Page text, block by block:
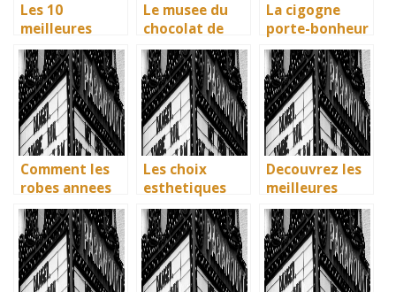
Les 10
meilleures
villes d’Italie a
visiter en 2025
: Ravenne, la
ville aux huit
monuments
UNESCO
Le musee du
chocolat de
Bayonne : la
memoire
vivante des
artisans
basques
La cigogne
porte-bonheur
: que dit la
legende ? Son
influence dans
la litterature
enfantine
Comment les
robes annees
40 vintage ont
revolutionne la
mode en temps
de guerre
Les choix
esthetiques
surprenants du
generique de
Joker 2 (2024)
Decouvrez les
meilleures
solutions
gratuites pour
vos series
preferees en
francais